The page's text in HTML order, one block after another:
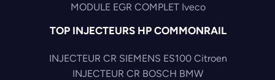
MODULE EGR COMPLET Iveco
TOP INJECTEURS HP COMMONRAIL
INJECTEUR CR SIEMENS ES100 Citroen
INJECTEUR CR BOSCH BMW